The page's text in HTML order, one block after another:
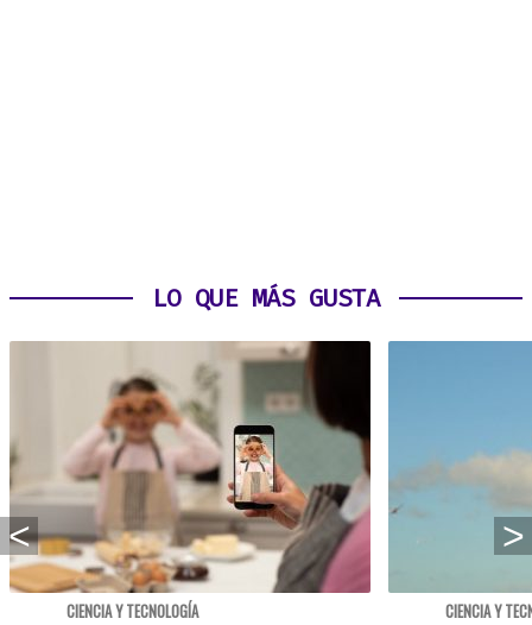
LO QUE MÁS GUSTA
CIENCIA Y TECNOLOGÍA CIENCIA Y